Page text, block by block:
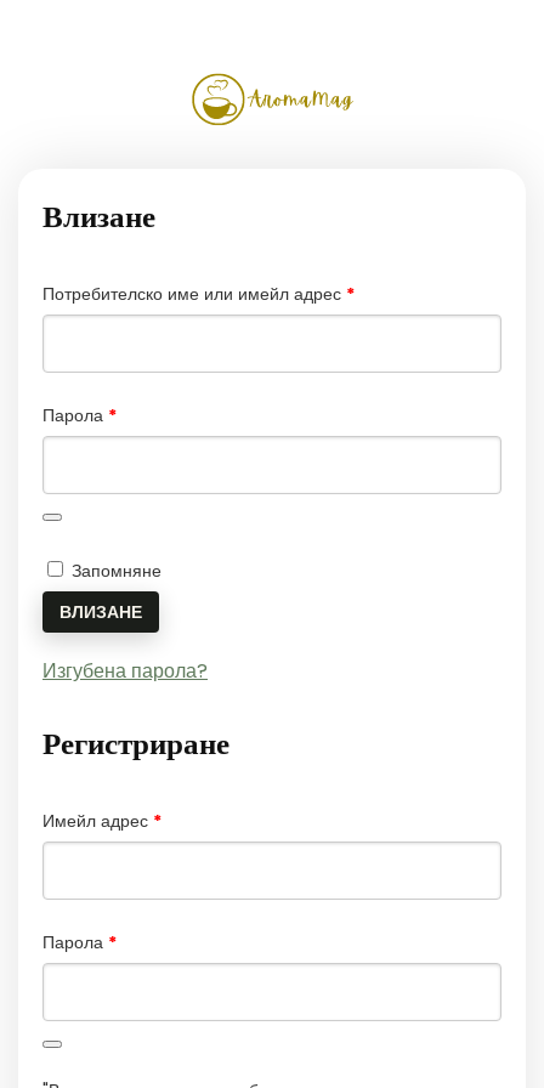
Влизане
Потребителско име или имейл адрес *Задължително
Парола *Задължително
Запомняне
ВЛИЗАНЕ
Изгубена парола?
Регистриране
Имейл адрес *Задължително
Парола *Задължително